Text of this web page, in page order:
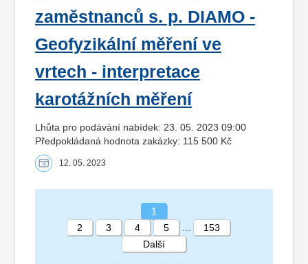
zaměstnanců s. p. DIAMO -
Geofyzikální měření ve
vrtech - interpretace
karotážních měření
Lhůta pro podávání nabídek: 23. 05. 2023 09:00
Předpokládaná hodnota zakázky: 115 500 Kč
12. 05. 2023
1
2
3 4 5
153
Další